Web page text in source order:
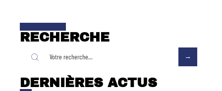
RECHERCHE
DERNIÈRES ACTUS